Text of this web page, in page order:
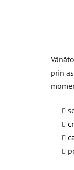
prin